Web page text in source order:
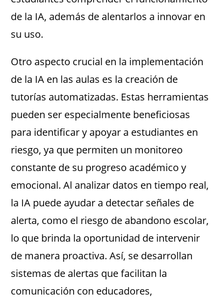
de la IA, además de alentarlos a innovar en
su uso.
Otro aspecto crucial en la implementación
de la IA en las aulas es la creación de
tutorías automatizadas. Estas herramientas
pueden ser especialmente beneficiosas
para identificar y apoyar a estudiantes en
riesgo, ya que permiten un monitoreo
constante de su progreso académico y
emocional. Al analizar datos en tiempo real,
la IA puede ayudar a detectar señales de
alerta, como el riesgo de abandono escolar,
lo que brinda la oportunidad de intervenir
de manera proactiva. Así, se desarrollan
sistemas de alertas que facilitan la
comunicación con educadores,